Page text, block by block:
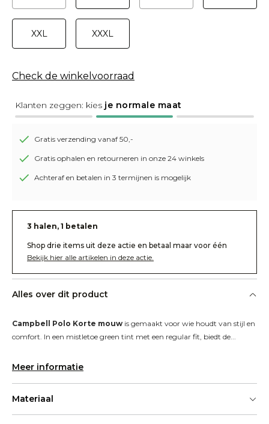
XXL XXXL
Check de winkelvoorraad
Klanten zeggen: kies je normale maat
Gratis verzending vanaf 50,-
Gratis ophalen en retourneren in onze 24 winkels
Achteraf en betalen in 3 termijnen is mogelijk
3 halen, 1 betalen
Shop drie items uit deze actie en betaal maar voor één
Bekijk hier alle artikelen in deze actie.
Alles over dit product
Campbell Polo Korte mouw is gemaakt voor wie houdt van stijl en
comfort. In een mistletoe green tint met een regular fit, biedt de...
Meer informatie
Materiaal